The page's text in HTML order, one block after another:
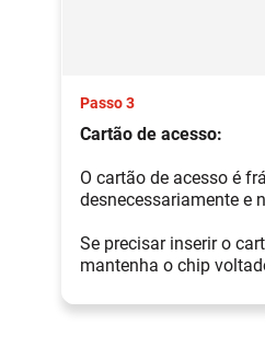
Passo 3
Cartão de acesso:
O cartão de acesso é
desnecessariamente e
Se precisar inserir o
mantenha o chip